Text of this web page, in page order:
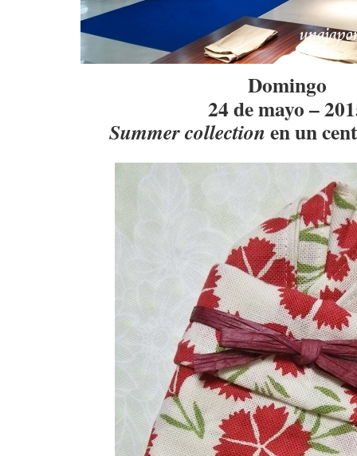
Domingo
24 de mayo –
Summer collectionen un